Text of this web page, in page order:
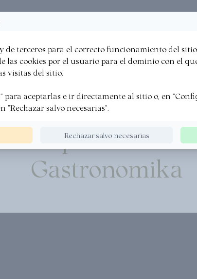
VASCA · EXPERIENCIAS · SOMOS ·
y
parte de
Gastronomika
de terceros para el correcto funcionamiento del
las cookies por el usuario para el dominio con el
visitas del sitio.
para aceptarlas e ir directamente al sitio o, en
"Rechazar salvo necesarias".
Rechazar salvo necesarias